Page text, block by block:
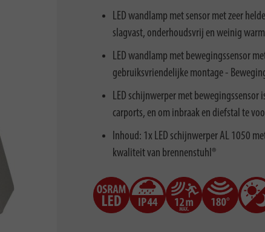
LED wandlamp met sensor met zeer
slagvast, onderhoudsvrij en weinig
LED wandlamp met bewegingssensor
gebruiksvriendelijke montage -
LED schijnwerper met
carports, en om inbraak en diefstal te
Inhoud: 1x LED schijnwerper AL 1050
kwaliteit van brennenstuhl®